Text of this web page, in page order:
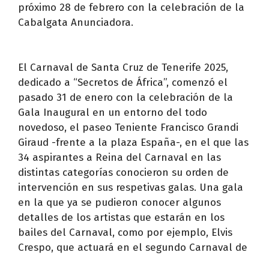
próximo 28 de febrero con la celebración de la
Cabalgata Anunciadora.
El Carnaval de Santa Cruz de Tenerife 2025,
dedicado a “Secretos de África”, comenzó el
pasado 31 de enero con la celebración de la
Gala Inaugural en un entorno del todo
novedoso, el paseo Teniente Francisco Grandi
Giraud -frente a la plaza España-, en el que las
34 aspirantes a Reina del Carnaval en las
distintas categorías conocieron su orden de
intervención en sus respetivas galas. Una gala
en la que ya se pudieron conocer algunos
detalles de los artistas que estarán en los
bailes del Carnaval, como por ejemplo, Elvis
Crespo, que actuará en el segundo Carnaval de